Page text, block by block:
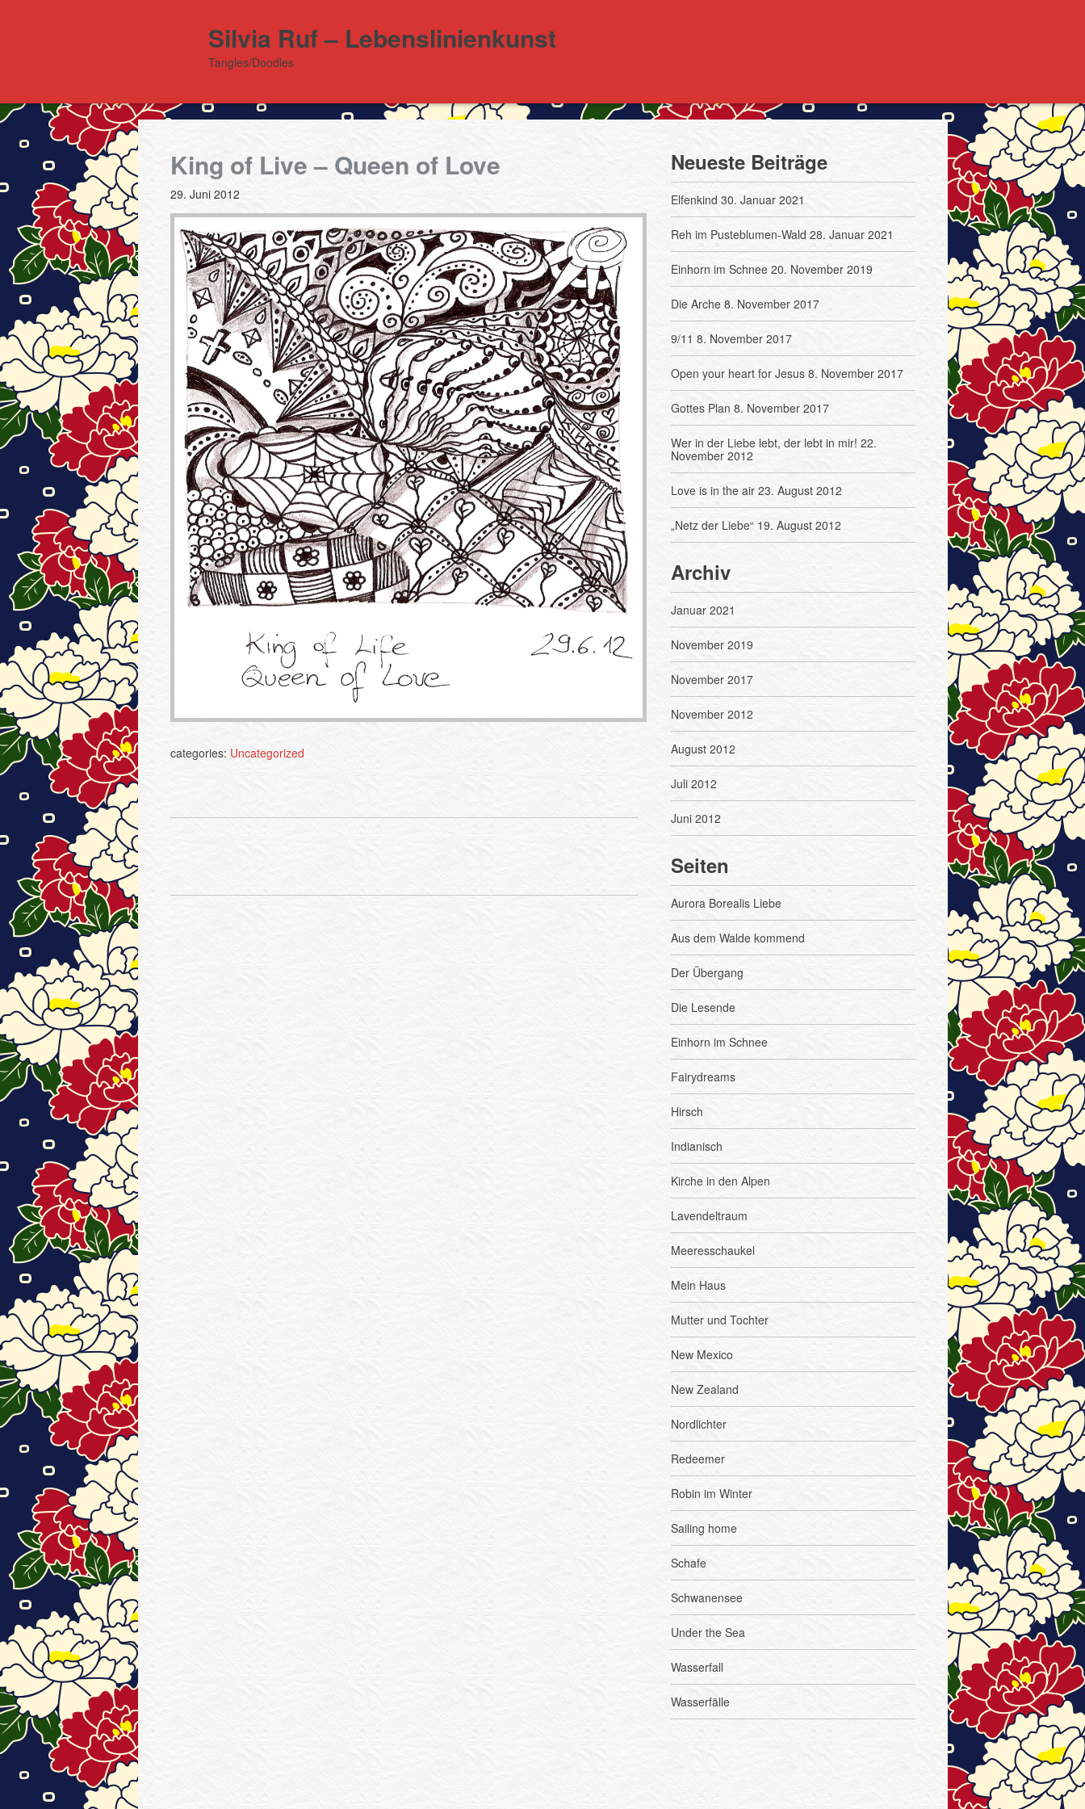
Silvia Ruf – Lebenslinienkunst
Tangles/Doodles
King of Live – Queen of Love
29. Juni 2012
categories: Uncategorized
Neueste Beiträge
Elfenkind 30. Januar 2021
Reh im Pusteblumen-Wald 28. Januar 2021
Einhorn im Schnee 20. November 2019
Die Arche 8. November 2017
9/11 8. November 2017
Open your heart for Jesus 8. November 2017
Gottes Plan 8. November 2017
Wer in der Liebe lebt, der lebt in mir! 22.
November 2012
Love is in the air 23. August 2012
„Netz der Liebe“ 19. August 2012
Archiv
Januar 2021
November 2019
November 2017
November 2012
August 2012
Juli 2012
Juni 2012
Seiten
Aurora Borealis Liebe
Aus dem Walde kommend
Der Übergang
Die Lesende
Einhorn im Schnee
Fairydreams
Hirsch
Indianisch
Kirche in den Alpen
Lavendeltraum
Meeresschaukel
Mein Haus
Mutter und Tochter
New Mexico
New Zealand
Nordlichter
Redeemer
Robin im Winter
Sailing home
Schafe
Schwanensee
Under the Sea
Wasserfall
Wasserfälle